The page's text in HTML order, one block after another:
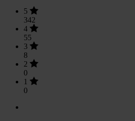
5
342
4
55
3
8
2
0
1
0